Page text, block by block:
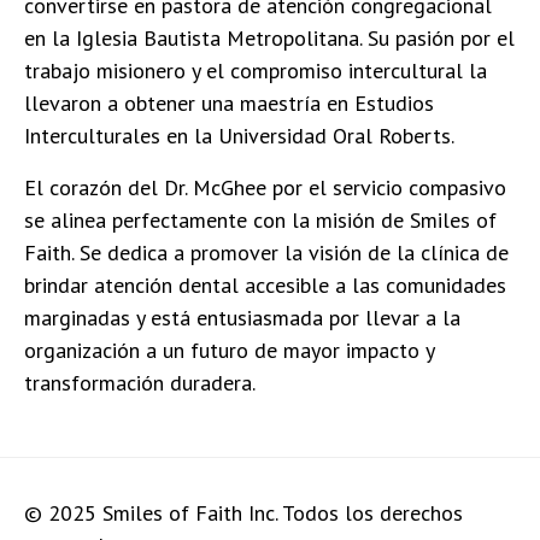
en la Iglesia Bautista Metropolitana. Su pasión por el
trabajo misionero y el compromiso intercultural la
llevaron a obtener una maestría en Estudios
Interculturales en la Universidad Oral Roberts.
El corazón del Dr. McGhee por el servicio compasivo
se alinea perfectamente con la misión de Smiles of
Faith. Se dedica a promover la visión de la clínica de
brindar atención dental accesible a las comunidades
marginadas y está entusiasmada por llevar a la
organización a un futuro de mayor impacto y
transformación duradera.
© 2025 Smiles of Faith Inc. Todos los derechos